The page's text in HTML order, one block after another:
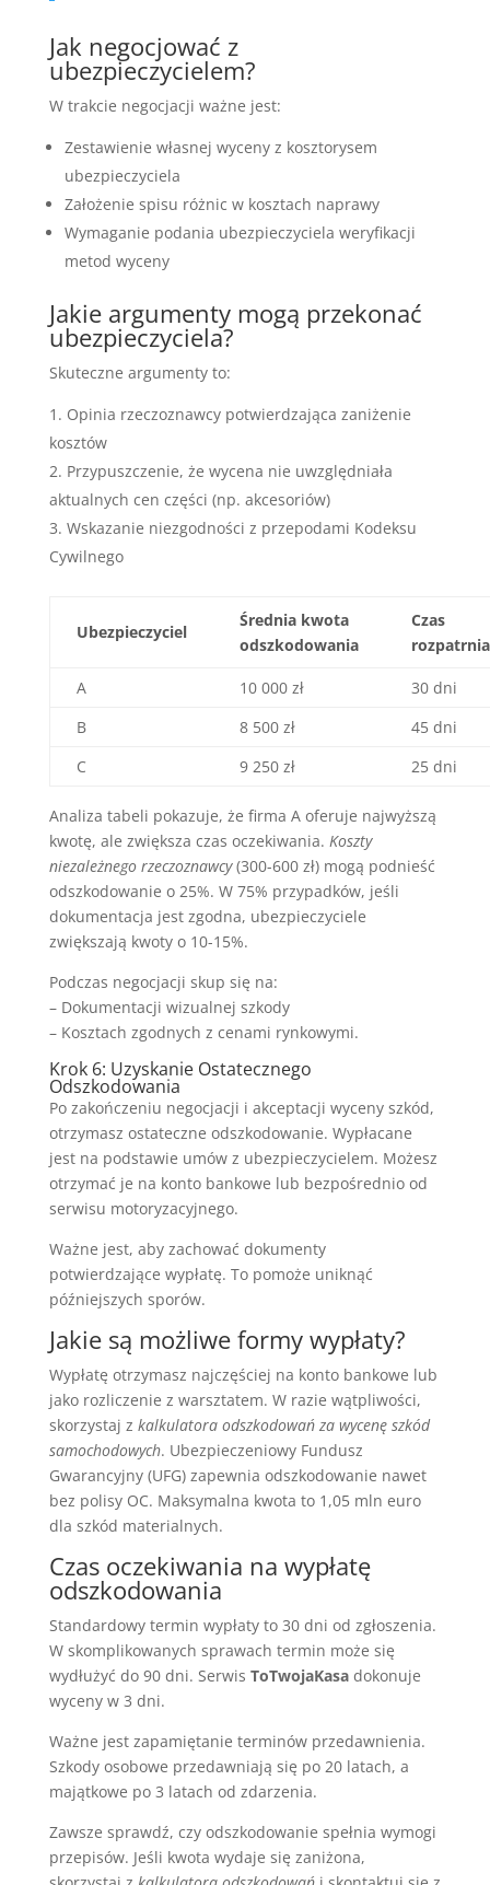
Jak negocjować z
ubezpieczycielem?
W trakcie negocjacji ważne jest:
Zestawienie własnej wyceny z kosztorysem
ubezpieczyciela
Założenie spisu różnic w kosztach naprawy
Wymaganie podania ubezpieczyciela weryfikacji
metod wyceny
Jakie argumenty mogą przekonać
ubezpieczyciela?
Skuteczne argumenty to:
Opinia rzeczoznawcy potwierdzająca zaniżenie
kosztów
Przypuszczenie, że wycena nie uwzględniała
aktualnych cen części (np. akcesoriów)
Wskazanie niezgodności z przepodami Kodeksu
Cywilnego
Ubezpieczyciel
Średnia kwota
odszkodowania
Czas
rozpatrnia
A 10 000 zł
30 dni
B
8 500 zł
45 dni
C
9 250 zł 25 dni
Analiza tabeli pokazuje, że firma A oferuje najwyższą
kwotę, ale zwiększa czas oczekiwania. Koszty
niezależnego rzeczoznawcy(300-600 zł) mogą podnieść
odszkodowanie o 25%. W 75% przypadków, jeśli
dokumentacja jest zgodna, ubezpieczyciele
zwiększają kwoty o 10-15%.
Podczas negocjacji skup się na:
– Dokumentacji wizualnej szkody
– Kosztach zgodnych z cenami rynkowymi.
Krok 6: Uzyskanie Ostatecznego
Odszkodowania
Po zakończeniu negocjacji i akceptacji wyceny szkód,
otrzymasz ostateczne odszkodowanie. Wypłacane
jest na podstawie umów z ubezpieczycielem. Możesz
otrzymać je na konto bankowe lub bezpośrednio od
serwisu motoryzacyjnego.
Ważne jest, aby zachować dokumenty
potwierdzające wypłatę. To pomoże uniknąć
późniejszych sporów.
Jakie są możliwe formy wypłaty?
Wypłatę otrzymasz najczęściej na konto bankowe lub
jako rozliczenie z warsztatem. W razie wątpliwości,
skorzystaj z kalkulatora odszkodowań za wycenę szkód
samochodowych. Ubezpieczeniowy Fundusz
Gwarancyjny (UFG) zapewnia odszkodowanie nawet
bez polisy OC. Maksymalna kwota to 1,05 mln euro
dla szkód materialnych.
Czas oczekiwania na wypłatę
odszkodowania
Standardowy termin wypłaty to 30 dni od zgłoszenia.
W skomplikowanych sprawach termin może się
wydłużyć do 90 dni. Serwis ToTwojaKasadokonuje
wyceny w 3 dni.
Ważne jest zapamiętanie terminów przedawnienia.
Szkody osobowe przedawniają się po 20 latach, a
majątkowe po 3 latach od zdarzenia.
Zawsze sprawdź, czy odszkodowanie spełnia wymogi
przepisów. Jeśli kwota wydaje się zaniżona,